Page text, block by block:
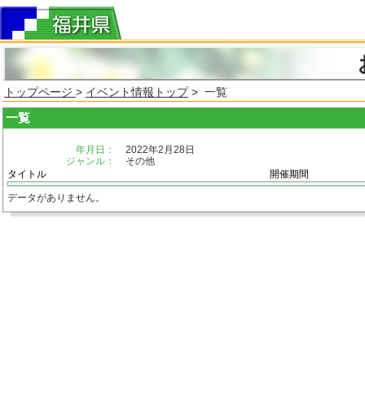
トップページ > イベント情報トップ> 一覧
一覧
年月日：
2022年2月28日
ジャンル：
その他
タイトル
開催期間
データがありません。